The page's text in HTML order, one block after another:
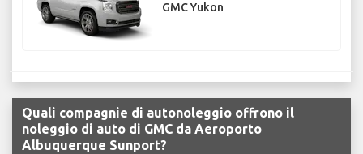
GMC Yukon
Quali compagnie di autonoleggio offrono il
noleggio di auto di GMC da Aeroporto
Albuquerque Sunport?